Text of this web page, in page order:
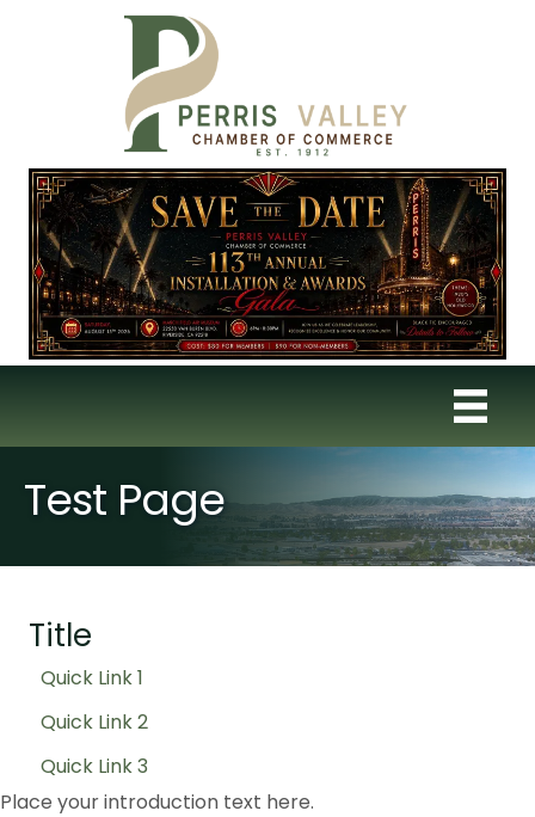
Test Page
Title
Quick Link 1
Quick Link 2
Quick Link 3
Place your introduction text here.